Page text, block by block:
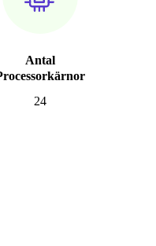
Antal
24